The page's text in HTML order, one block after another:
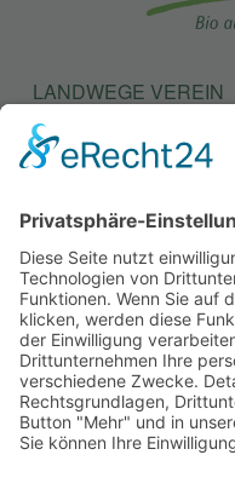
LANDWEGE VEREIN
LANDWEGE STIFTUNG
SATZUNG
BEITRAGSORDNUNG
MITGLIEDSANTRAG
SITEMAP
IMPRESSUM